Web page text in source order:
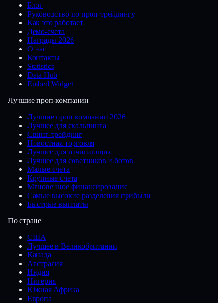
Блог
Руководство по проп-трейдингу
Как это работает
Демо-счета
Награды 2026
О нас
Контакты
Statistics
Data Hub
Embed Widget
Лучшие проп-компании
Лучшие проп-компании 2026
Лучшее для скальпинга
Свинг-трейдинг
Новостная торговля
Лучшее для начинающих
Лучшее для советников и ботов
Малые счета
Крупные счета
Мгновенное финансирование
Самые высокие разделения прибыли
Быстрые выплаты
По стране
США
Лучшее в Великобритании
Канада
Австралия
Индия
Нигерия
Южная Африка
Европа